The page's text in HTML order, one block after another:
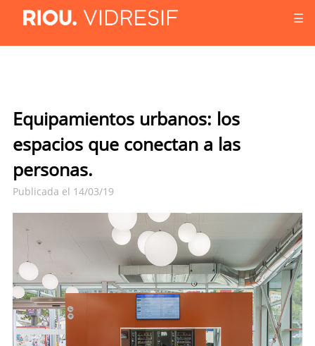
☰
Equipamientos urbanos: los
espacios que conectan a las
personas.
Publicada el 14/03/19